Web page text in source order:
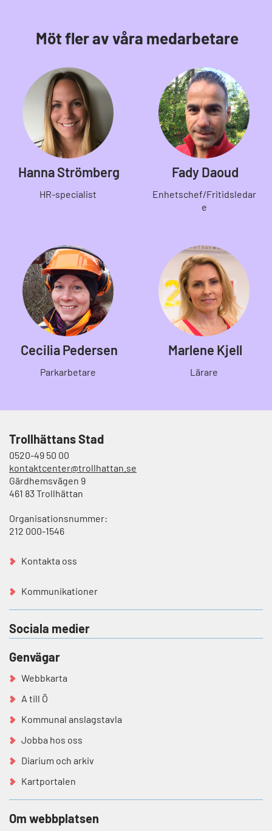
Möt fler av våra medarbetare
Hanna Strömberg
HR-specialist
Fady Daoud
Enhetschef/Fritidsledar
e
Cecilia Pedersen
Parkarbetare
Marlene Kjell
Lärare
Trollhättans Stad
0520-49 50 00
kontaktcenter@trollhattan.se
Gärdhemsvägen 9
461 83 Trollhättan
Organisationsnummer:
212 000-1546
Kontakta oss
Kommunikationer
Sociala medier
Genvägar
Webbkarta
A till Ö
Kommunal anslagstavla
Jobba hos oss
Diarium och arkiv
Kartportalen
Om webbplatsen